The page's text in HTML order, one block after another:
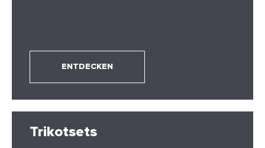
ENTDECKEN
Trikotsets